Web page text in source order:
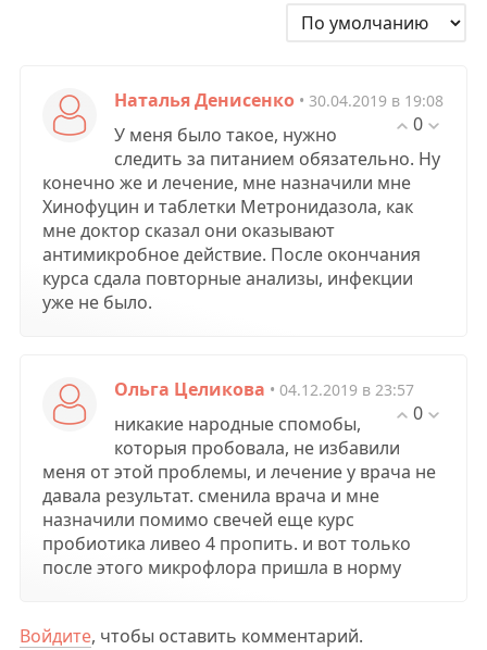
Наталья Денисенко • 30.04.2019 в 19:08
0
У меня было такое, нужно
следить за питанием обязательно. Ну
конечно же и лечение, мне назначили мне
Хинофуцин и таблетки Метронидазола, как
мне доктор сказал они оказывают
антимикробное действие. После окончания
курса сдала повторные анализы, инфекции
уже не было.
Ольга Целикова • 04.12.2019 в 23:57
0
никакие народные спомобы,
которыя пробовала, не избавили
меня от этой проблемы, и лечение у врача не
давала результат. сменила врача и мне
назначили помимо свечей еще курс
пробиотика ливео 4 пропить. и вот только
после этого микрофлора пришла в норму
Войдите, чтобы оставить комментарий.